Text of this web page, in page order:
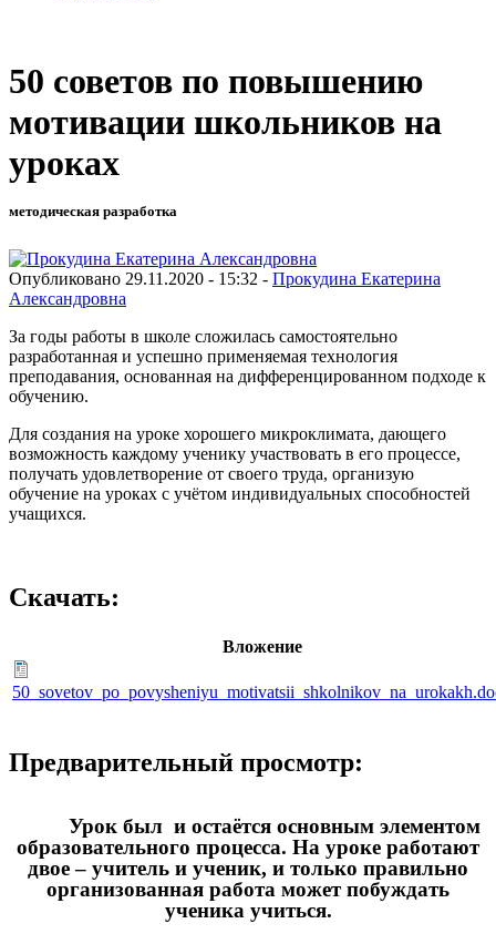
50 советов по повышению
мотивации школьников на
уроках
методическая разработка
Опубликовано 29.11.2020 - 15:32 - Прокудина Екатерина
Александровна
За годы работы в школе сложилась самостоятельно
разработанная и успешно применяемая технология
преподавания, основанная на дифференцированном подходе к
обучению.
Для создания на уроке хорошего микроклимата, дающего
возможность каждому ученику участвовать в его процессе,
получать удовлетворение от своего труда, организую
обучение на уроках с учётом индивидуальных способностей
учащихся.
Скачать:
Вложение
Предварительный просмотр:
Урок был и остаётся основным элементом
образовательного процесса. На уроке работают
двое – учитель и ученик, и только правильно
организованная работа может побуждать
ученика учиться.